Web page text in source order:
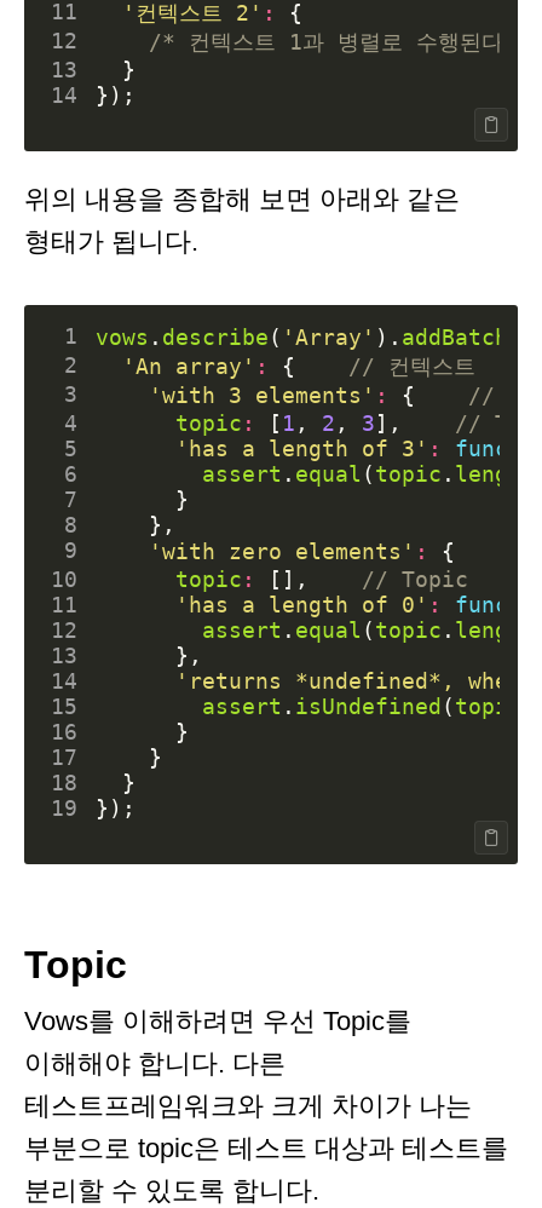
11
'컨텍스트 2' :
{
12
/* 컨텍스트 1과 병렬로 수행된다 */
13
}
14
});
위의 내용을 종합해 보면 아래와 같은
형태가 됩니다.
1 vows . describe( 'Array' ). addBatch
2
'An array' : {
3
'with 3 elements' :
{
4
topic : [ 1 , 2 , 3],
5
'has a length of 3' :
6
assert . equal (topic . length
7
}
8
},
9
'with zero elements' :
{
10
topic : [],
11
'has a length of 0' :
12
assert . equal (topic . length
13
},
14
'returns *undefined*, when
15
assert . isUndefined (topic
16
}
17
}
18
}
19
});
Topic
Vows를 이해하려면 우선 Topic를
이해해야 합니다. 다른
테스트프레임워크와 크게 차이가 나는
부분으로 topic은 테스트 대상과 테스트를
분리할 수 있도록 합니다.